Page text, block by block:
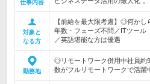
仕事内容
対象と
なる方
【前給を最大限考慮】◎何かし
年数・フェーズ不問／ITツール
／英語堪能な方は優遇
勤務地
◎リモートワーク併用中社員約
数がフルリモートワークで活躍